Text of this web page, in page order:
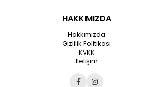
HAKKIMIZDA
Hakkımızda
Gizlilik Politikası
KVKK
İletişim